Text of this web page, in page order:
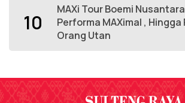
10
MAXi Tour Boemi
Performa MAXimal ,
Orang Utan